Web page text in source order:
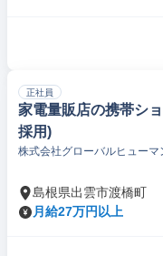
正社員
家電量販店の携帯シ
採用)
株式会社グローバルヒューマ
島根県出雲市渡橋町
月給27万円以上